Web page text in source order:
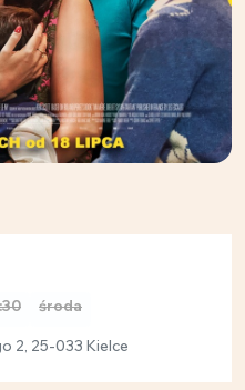
środa
2, 25-033 Kielce